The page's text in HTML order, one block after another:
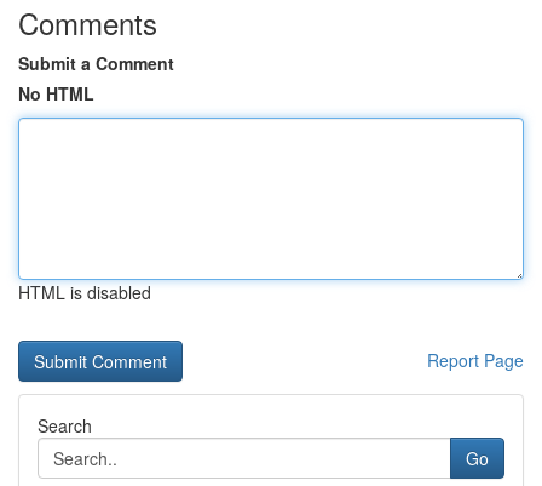
Comments
Submit a Comment
No HTML
HTML is disabled
Report Page
Search
Go